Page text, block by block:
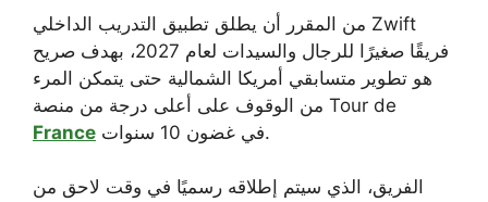
من المقرر أن يطلق تطبيق التدريب الداخلي Zwift
فريقًا صغيرًا للرجال والسيدات لعام 2027، بهدف صريح
هو تطوير متسابقي أمريكا الشمالية حتى يتمكن المرء
من الوقوف على أعلى درجة من منصة Tour de
France
في غضون 10 سنوات.
الفريق، الذي سيتم إطلاقه رسميًا في وقت لاحق من